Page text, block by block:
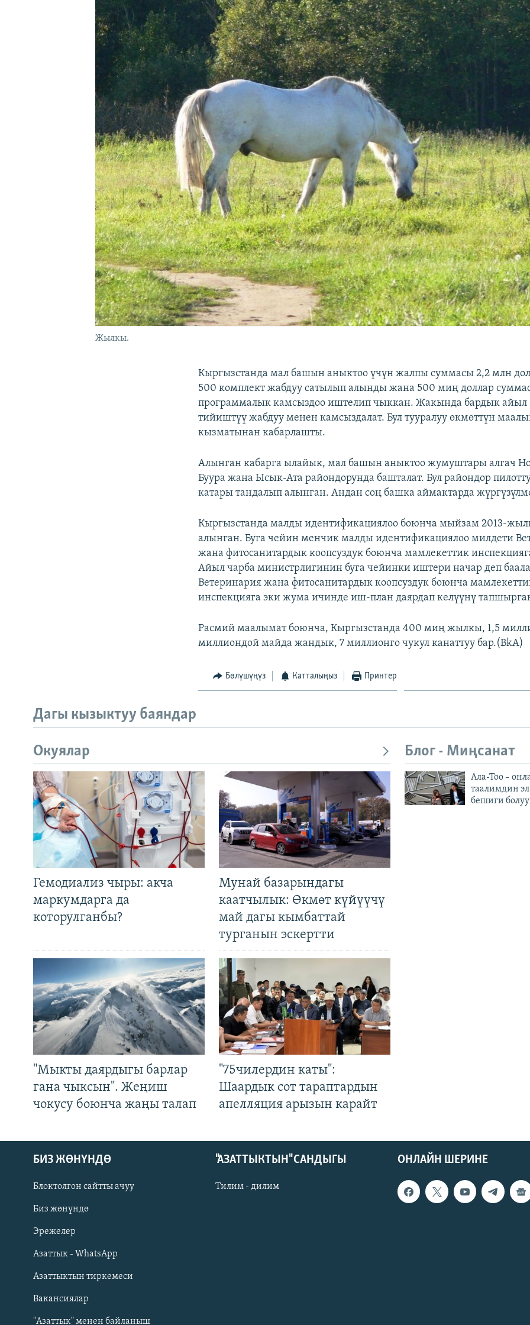
Русский
ОНЛАЙН ШЕРИНЕ
Жылкы.
Кыргызстанда мал башын аныктоо үчүн жалпы суммасы 2,2 млн
500 комплект жабдуу сатылып алынды жана 500 миң доллар
программалык камсыздоо иштелип чыккан. Жакында бардык айыл
тийиштүү жабдуу менен камсыздалат. Бул тууралуу өкмөттүн
кызматынан кабарлашты.
Алынган кабарга ылайык, мал башын аныктоо жумуштары алгач
Буура жана Ысык-Ата райондорунда башталат. Бул райондор
катары тандалып алынган. Андан соң башка аймактарда
Кыргызстанда малды идентификациялоо боюнча мыйзам 2013-
алынган. Буга чейин менчик малды идентификациялоо милдети
жана фитосанитардык коопсуздук боюнча мамлекеттик
Айыл чарба министрлигинин буга чейинки иштери начар деп
Ветеринария жана фитосанитардык коопсуздук боюнча
инспекцияга эки жума ичинде иш-план даярдап келүүнү
Расмий маалымат боюнча, Кыргызстанда 400 миң жылкы, 1,5
миллиондой майда жандык, 7 миллионго чукул канаттуу бар.(BkA)
Бөлүшүңүз Катталыңыз Принтер
Дагы кызыктуу баяндар
Окуялар
Гемодиализ чыры: акча
маркумдарга да
которулганбы?
Мунай базарындагы
каатчылык: Өкмөт күйүүчү
май дагы кымбаттай
турганын эскертти
"Мыкты даярдыгы барлар
гана чыксын". Жеңиш
чокусу боюнча жаңы талап
"75чилердин каты":
Шаардык сот тараптардын
апелляция арызын карайт
Блог - Миңсанат
Ала-Тоо –
таалимдин
бешиги
ОНЛАЙН ШЕРИНЕ
БИЗ ЖӨНҮНДӨ
Блоктолгон сайтты ачуу
Биз жөнүндө
Эрежелер
Азаттык - WhatsApp
Азаттыктын тиркемеси
Вакансиялар
"Азаттык" менен байланыш
"АЗАТТЫКТЫН" САНДЫГЫ
Тилим - дилим